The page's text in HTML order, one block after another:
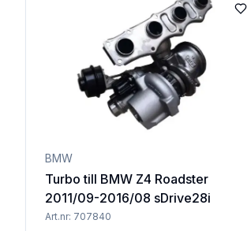
BMW
Turbo till BMW Z4 Roadster
2011/09-2016/08 sDrive28i
Art.nr: 707840